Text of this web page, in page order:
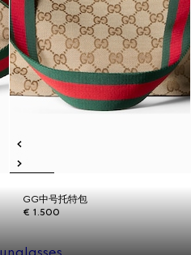
GG中号托特包
€ 1.500